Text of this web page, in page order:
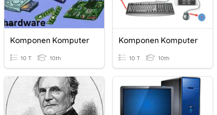
Komponen Komputer
10 T 10th
Komponen Komputer
10 T 10th